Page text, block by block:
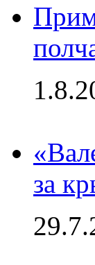
за